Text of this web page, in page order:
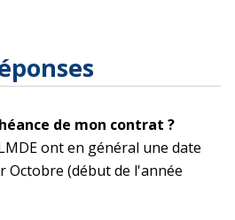
de mon contrat ?
ont en général une date
Octobre (début de l'année